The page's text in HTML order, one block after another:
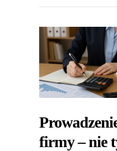
firmy – nie